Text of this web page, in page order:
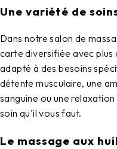
Une variété de
Dans notresalon de
carte diversifiée avec plus
adapté à des besoins
détente musculaire, une
sanguine ou une
soin qu'il vous faut.
Le massage aux